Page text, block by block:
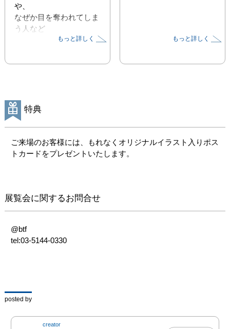
や、
なぜか目を奪われてしま
う人など
計3,000人を超えるたく
た。
お近くでご覧いただくこ
とで、
より一層楽しめる作品に
仕上がっております。
レー印刷
〇展示作品やミニイラス
＿＿＿＿＿＿＿＿＿＿＿
もっと詳しく もっと詳しく
特典
ご来場のお客様には、もれなくオリジナルイラスト入りポス
トカードをプレゼントいたします。
展覧会に関するお問合せ
@btf
tel:03-5144-0330
posted by
creator